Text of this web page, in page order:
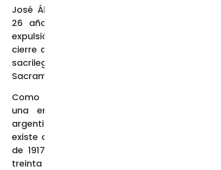
José Álvarez Lagos, condenado a más de
26 años de prisión por alta traición; la
expulsión de 18 misioneras de la caridad; el
cierre de emisoras de radio católicas; y los
sacrilegios cometidos contra el Santísimo
Sacramento para intimidar a los fieles.
Como ha señalado el Papa Francisco en
una entrevista concedida al sitio web
argentino Infobae, en este régimen opresor
existe como un retorno al terror estalinista
de 1917 o a la violencia nazi de los años
treinta – un comentario que ha enardecido